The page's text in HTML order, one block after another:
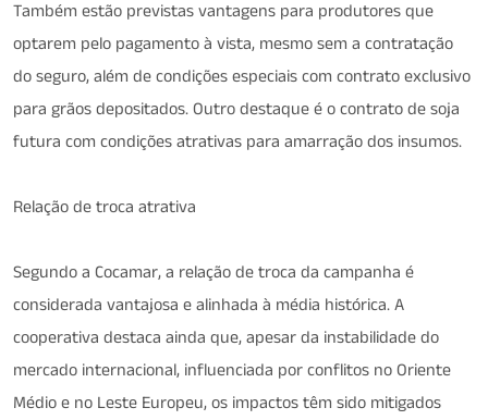
Também estão previstas vantagens para produtores que
optarem pelo pagamento à vista, mesmo sem a contratação
do seguro, além de condições especiais com contrato exclusivo
para grãos depositados. Outro destaque é o contrato de soja
futura com condições atrativas para amarração dos insumos.
Relação de troca atrativa
Segundo a Cocamar, a relação de troca da campanha é
considerada vantajosa e alinhada à média histórica. A
cooperativa destaca ainda que, apesar da instabilidade do
mercado internacional, influenciada por conflitos no Oriente
Médio e no Leste Europeu, os impactos têm sido mitigados